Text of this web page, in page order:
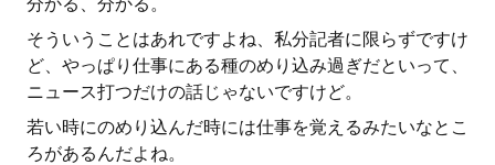
そういうことはあれですよね、私分記者に限らずですけ
ど、やっぱり仕事にある種のめり込み過ぎだといって、
ニュース打つだけの話じゃないですけど。
若い時にのめり込んだ時には仕事を覚えるみたいなとこ
ろがあるんだよね。